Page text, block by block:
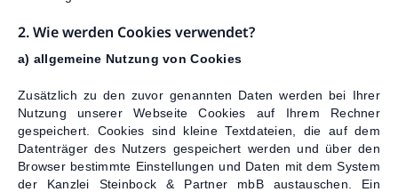
2. Wie werden Cookies verwendet?
a) allgemeine Nutzung von Cookies
Zusätzlich zu den zuvor genannten Daten werden bei Ihrer
Nutzung unserer Webseite Cookies auf Ihrem Rechner
gespeichert. Cookies sind kleine Textdateien, die auf dem
Datenträger des Nutzers gespeichert werden und über den
Browser bestimmte Einstellungen und Daten mit dem System
der Kanzlei Steinbock & Partner mbB austauschen. Ein